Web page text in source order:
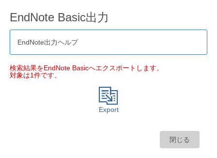
EndNote Basic出力
EndNote出力ヘルプ
検索結果をEndNote Basicへエクスポートします。
対象は1件です。
Export